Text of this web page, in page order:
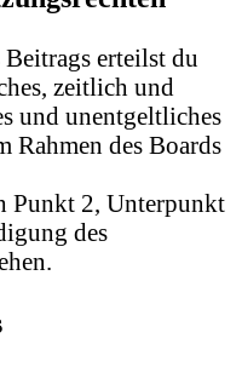
erteilst du
zeitlich und
und unentgeltliches
Rahmen des Boards
Punkt 2, Unterpunkt
des